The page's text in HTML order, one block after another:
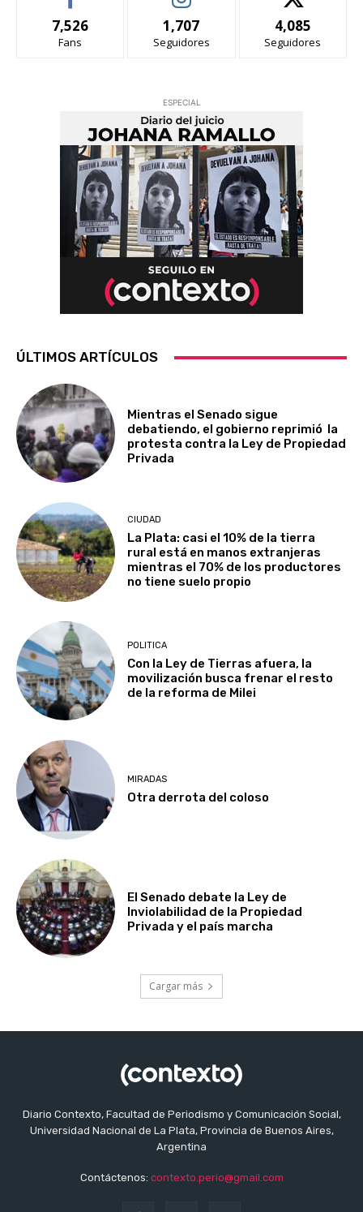
7,526
Fans
1,707
Seguidores
4,085
Seguidores
ESPECIAL
ÚLTIMOS ARTÍCULOS
Mientras el Senado sigue
debatiendo, el gobierno reprimió la
protesta contra la Ley de Propiedad
Privada
CIUDAD
La Plata: casi el 10% de la tierra
rural está en manos extranjeras
mientras el 70% de los productores
no tiene suelo propio
POLITICA
Con la Ley de Tierras afuera, la
movilización busca frenar el resto
de la reforma de Milei
MIRADAS
Otra derrota del coloso
El Senado debate la Ley de
Inviolabilidad de la Propiedad
Privada y el país marcha
Cargar más
Diario Contexto, Facultad de Periodismo y Comunicación Social,
Universidad Nacional de La Plata, Provincia de Buenos Aires,
Argentina
Contáctenos: contexto.perio@gmail.com